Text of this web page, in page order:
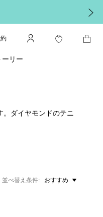
ーリー
。ダイヤモンドのテニ
並べ替え条件 おすすめ